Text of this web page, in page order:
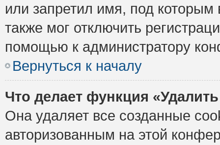
или запретил имя, под которым
также мог отключить
помощью к администратору
Вернуться к началу
Что делает функция
Она удаляет все созданные
авторизованным на этой